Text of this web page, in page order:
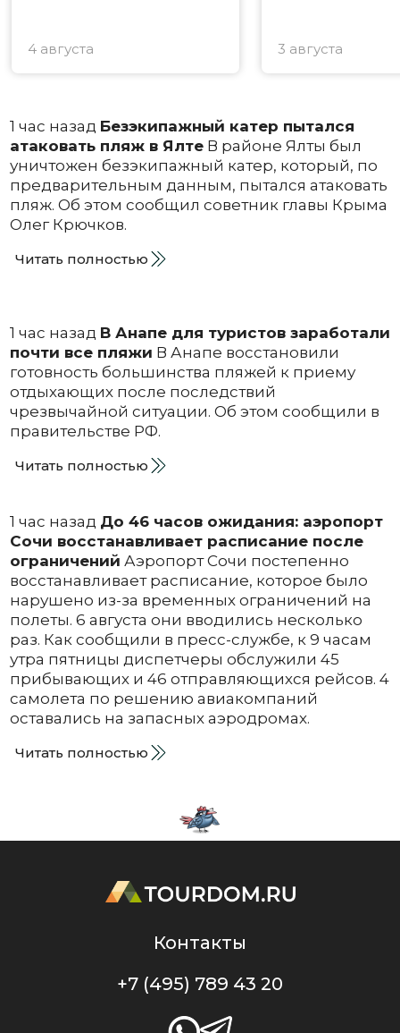
4 августа 3 августа
1 час назад Безэкипажный катер пытался
атаковать пляж в ЯлтеВ районе Ялты был
уничтожен безэкипажный катер, который, по
предварительным данным, пытался атаковать
пляж. Об этом сообщил советник главы Крыма
Олег Крючков.
Читать полностью
1 час назад В Анапе для туристов заработали
почти все пляжи В Анапе восстановили
готовность большинства пляжей к приему
отдыхающих после последствий
чрезвычайной ситуации. Об этом сообщили в
правительстве РФ.
Читать полностью
1 час назад До 46 часов ожидания: аэропорт
Сочи восстанавливает расписание после
ограничений Аэропорт Сочи постепенно
восстанавливает расписание, которое было
нарушено из-за временных ограничений на
полеты. 6 августа они вводились несколько
раз. Как сообщили в пресс-службе, к 9 часам
утра пятницы диспетчеры обслужили 45
прибывающих и 46 отправляющихся рейсов. 4
самолета по решению авиакомпаний
оставались на запасных аэродромах.
Читать полностью
Контакты
+7 (495) 789 43 20